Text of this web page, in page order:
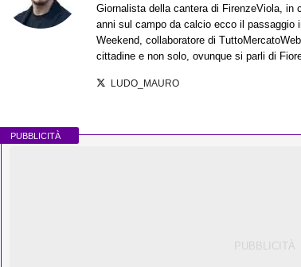
Giornalista della cantera di FirenzeViola,
anni sul campo da calcio ecco il passaggio
Weekend, collaboratore di
cittadine e non solo, ovunque si parli di
LUDO_MAURO
PUBBLICITÀ